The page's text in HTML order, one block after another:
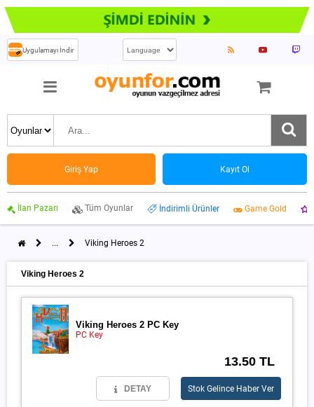
Uygulamayı İndir
Giriş Yap Kayıt Ol
İlan Pazarı Tüm Oyunlar İndirimli Ürünler Game Gold
... Viking Heroes 2
Viking Heroes 2
Viking Heroes 2 PC Key
PC Key
13.50 TL
DETAY Stok Gelince Haber Ver